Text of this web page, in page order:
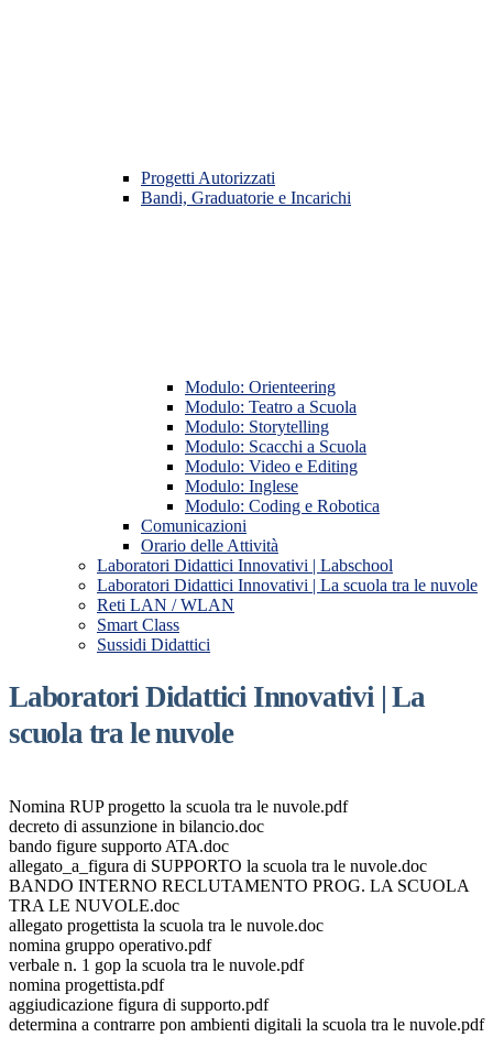
Progetti Autorizzati
Bandi, Graduatorie e Incarichi
Modulo: Orienteering
Modulo: Teatro a Scuola
Modulo: Storytelling
Modulo: Scacchi a Scuola
Modulo: Video e Editing
Modulo: Inglese
Modulo: Coding e Robotica
Comunicazioni
Orario delle Attività
Laboratori Didattici Innovativi | Labschool
Laboratori Didattici Innovativi | La scuola tra le nuvole
Reti LAN / WLAN
Smart Class
Sussidi Didattici
Laboratori Didattici Innovativi | La
scuola tra le nuvole
Nomina RUP progetto la scuola tra le nuvole.pdf
decreto di assunzione in bilancio.doc
bando figure supporto ATA.doc
allegato_a_figura di SUPPORTO la scuola tra le nuvole.doc
BANDO INTERNO RECLUTAMENTO PROG. LA SCUOLA
TRA LE NUVOLE.doc
allegato progettista la scuola tra le nuvole.doc
nomina gruppo operativo.pdf
verbale n. 1 gop la scuola tra le nuvole.pdf
nomina progettista.pdf
aggiudicazione figura di supporto.pdf
determina a contrarre pon ambienti digitali la scuola tra le nuvole.pdf